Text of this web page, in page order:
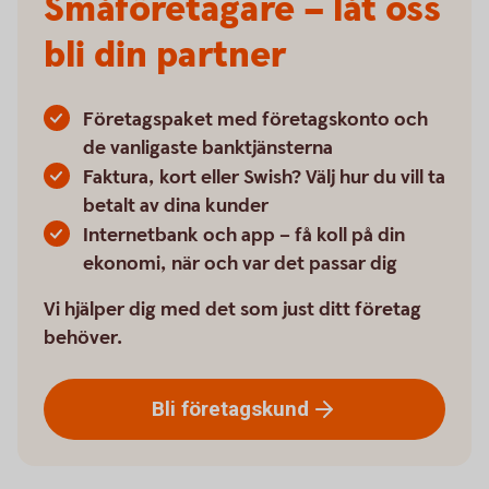
bli din partner
Företagspaket med företagskonto och
de vanligaste banktjänsterna
Faktura, kort eller Swish? Välj hur du vill ta
betalt av dina kunder
Internetbank och app – få koll på din
ekonomi, när och var det passar dig
Vi hjälper dig med det som just ditt företag
behöver.
Bli företagskund